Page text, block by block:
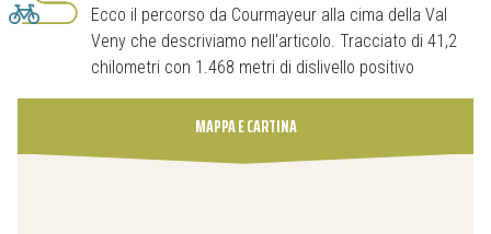
Ecco il percorso da Courmayeur alla cima della Val
Veny che descriviamo nell'articolo. Tracciato di 41,2
chilometri con 1.468 metri di dislivello positivo
MAPPA E CARTINA